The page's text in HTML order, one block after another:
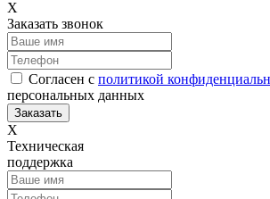
Х
Заказать звонок
Согласен с политикой
персональных данных
Х
Техническая
поддержка